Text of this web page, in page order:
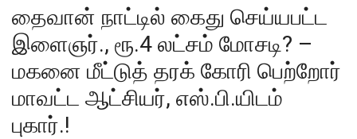
Home
தூத்துக்குடி
Contact
தைவான் நாட்டில் கைது செய்யபட்ட
இளைஞர்., ரூ.4 லட்சம் மோசடி? –
மகனை மீட்டுத் தரக் கோரி பெற்றோர்
மாவட்ட ஆட்சியர், எஸ்.பி.யிடம்
புகார்.!